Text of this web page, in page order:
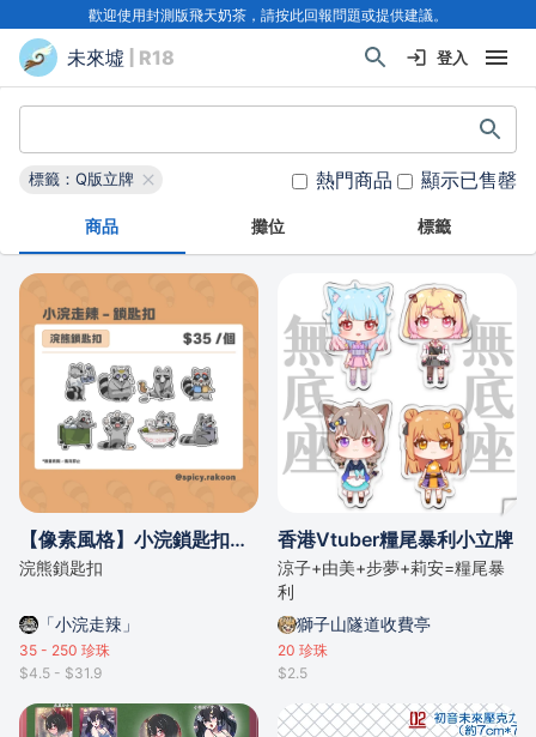
歡迎使用封測版飛天奶茶，請按此回報問題或提供建議。
未來墟 | R18 登入
標籤：Q版立牌 熱門商品 顯示已售罄
商品 攤位 標籤
【像素風格】小浣鎖匙扣【情侶飾物】【原創】
浣熊鎖匙扣
「小浣走辣」
35 - 250 珍珠
$4.5 - $31.9
香港Vtuber糧尾暴利小立牌
涼子+由美+步夢+莉安=糧尾暴
利
獅子山隧道收費亭
20 珍珠
$2.5